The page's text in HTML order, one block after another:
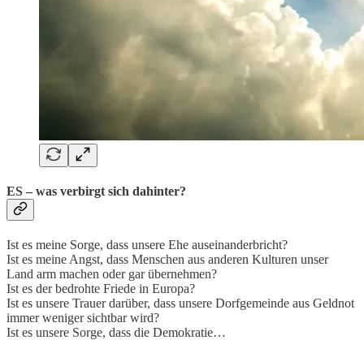
ES – was verbirgt sich dahinter?
Ist es meine Sorge, dass unsere Ehe auseinanderbricht?
Ist es meine Angst, dass Menschen aus anderen Kulturen unser
Land arm machen oder gar übernehmen?
Ist es der bedrohte Friede in Europa?
Ist es unsere Trauer darüber, dass unsere Dorfgemeinde aus Geldnot
immer weniger sichtbar wird?
Ist es unsere Sorge, dass die Demokratie…